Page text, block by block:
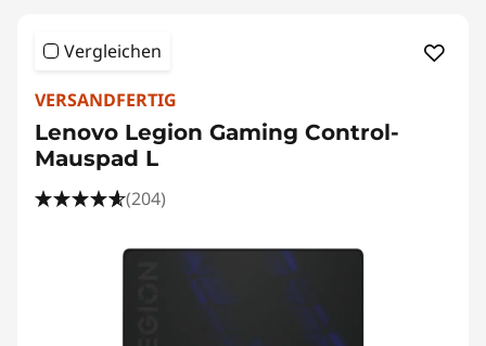
Vergleichen
VERSANDFERTIG
Lenovo Legion Gaming Control-
Mauspad L
(204)